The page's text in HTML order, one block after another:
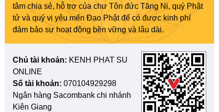
tâm chia sẻ, hỗ trợ của chư Tôn đức Tăng Ni, quý Phật
tử và quý vị yêu mến Đạo Phật để có được kinh phí
đảm bảo sự hoạt động bền vững và lâu dài.
Chủ tài khoản: KENH PHAT SU
ONLINE
Số tài khoản: 070104929298
Ngân hàng Sacombank chi nhánh
Kiên Giang